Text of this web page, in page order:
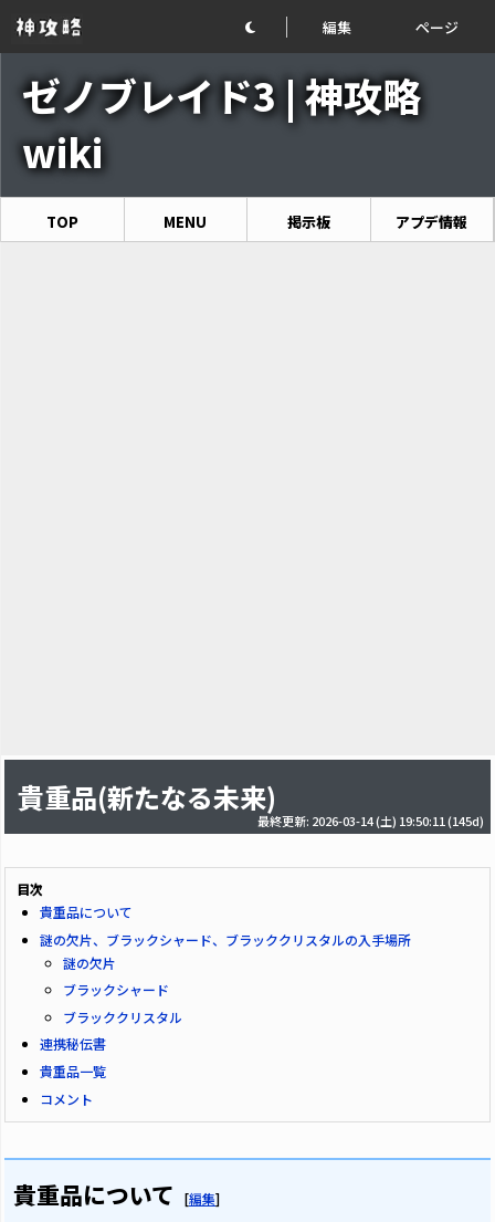
編集 ページ
ゼノブレイド3 | 神攻略
wiki
TOP MENU 掲示板 アプデ情報
貴重品(新たなる未来)
最終更新: 2026-03-14 (土) 19:50:11 (145d)
目次
貴重品について
謎の欠片、ブラックシャード、ブラッククリスタルの入手場所
謎の欠片
ブラックシャード
ブラッククリスタル
連携秘伝書
貴重品一覧
コメント
貴重品について [編集]